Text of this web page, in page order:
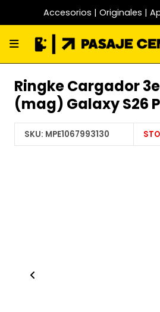
Accesorios | Originales |
Ringke Cargador
(mag) Galaxy S26
SKU: MPE1067993130